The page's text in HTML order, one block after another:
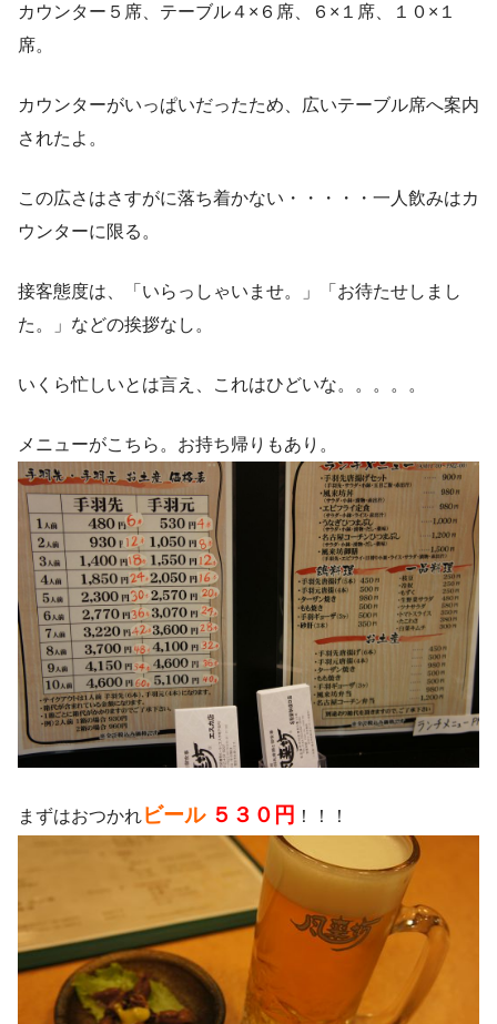
カウンター５席、テーブル４×６席、６×１席、１０×１
席。
カウンターがいっぱいだったため、広いテーブル席へ案内
されたよ。
この広さはさすがに落ち着かない・・・・・一人飲みはカ
ウンターに限る。
接客態度は、「いらっしゃいませ。」「お待たせしまし
た。」などの挨拶なし。
いくら忙しいとは言え、これはひどいな。。。。。
メニューがこちら。お持ち帰りもあり。
まずはおつかれ ビール ５３０円 ！！！